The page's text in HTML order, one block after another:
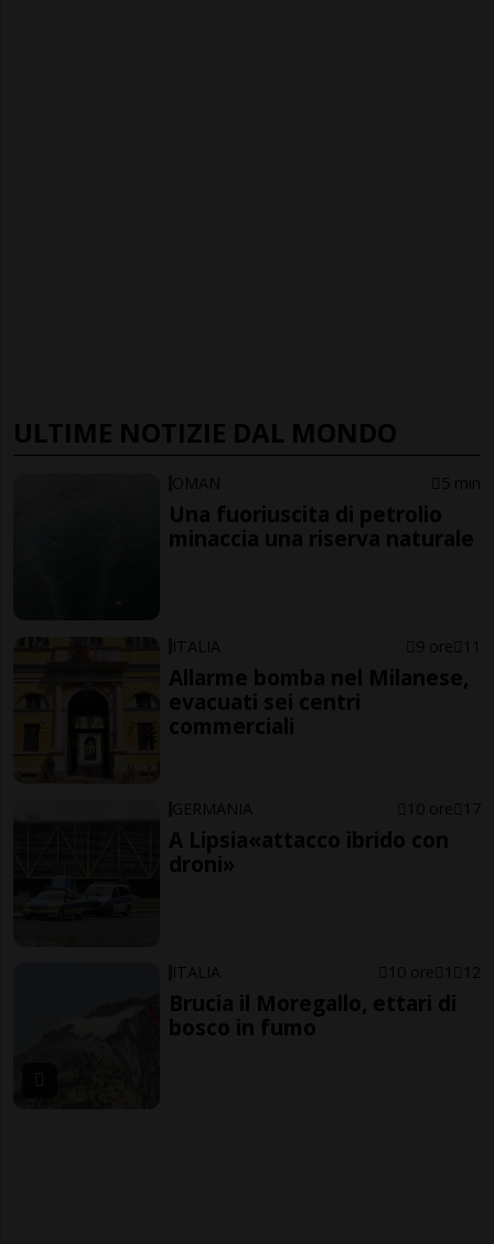
ULTIME NOTIZIE DAL MONDO
OMAN 5 min
Una fuoriuscita di petrolio
minaccia una riserva naturale
ITALIA 9 ore 11
Allarme bomba nel Milanese,
evacuati sei centri
commerciali
GERMANIA 10 ore 17
A Lipsia«attacco ibrido con
droni»
ITALIA 10 ore 1 12
Brucia il Moregallo, ettari di
bosco in fumo